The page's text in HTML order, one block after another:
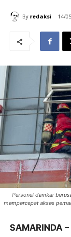
By redaksi 14/
Personel damkar
mempercepat akses
SAMARINDA